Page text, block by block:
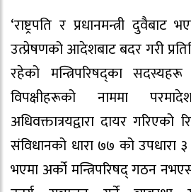
‘राष्ट्रपति र प्रधानमन्त्री
उत्प्रेषणको आदेशबाट बदर गरी
रहेको मन्त्रिपरिषद्का
विपक्षीहरूको नाममा
अधिवक्तात्रयद्वारा दायर गरिएको
संविधानको धारा ७७ को उपधारा ३
भएमा अर्को मन्त्रिपरिषद् गठन